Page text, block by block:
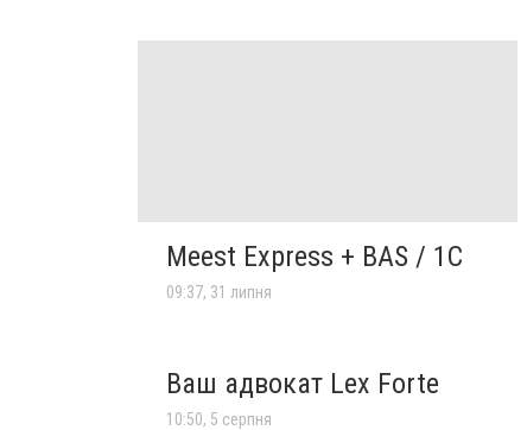
Meest Express + BAS / 1C
09:37, 31 липня
Ваш адвокат Lex Forte
10:50, 5 серпня